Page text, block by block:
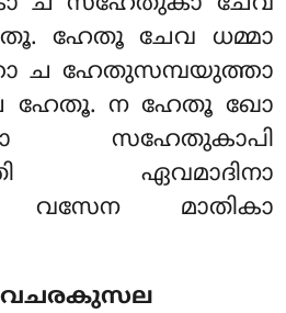
ഹേതൂ ചേവ ധമ്മാ
ച ഹേതുസമ്പയുത്താ
ഹേതൂ. ന ഹേതൂ ഖോ
സഹേതുകാപി
ഏവമാദിനാ
വസേന മാതികാ